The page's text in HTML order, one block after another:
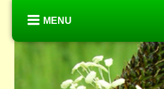
MENU